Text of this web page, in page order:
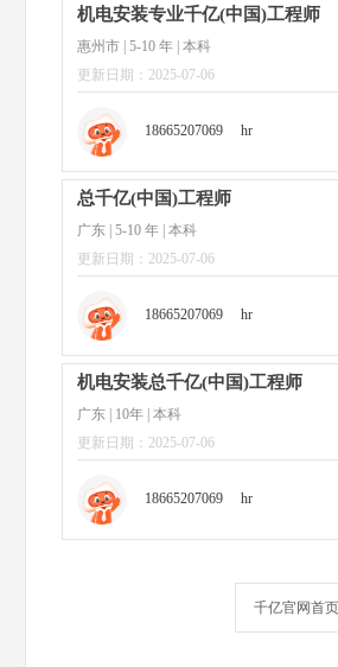
机电安装专业千亿(中国)工程师
惠州市 | 5-10 年 | 本科
更新日期：2025-07-06
18665207069 hr
总千亿(中国)工程师
广东 | 5-10 年 | 本科
更新日期：2025-07-06
18665207069 hr
机电安装总千亿(中国)工程师
广东 | 10年 | 本科
更新日期：2025-07-06
18665207069 hr
千亿官网首页